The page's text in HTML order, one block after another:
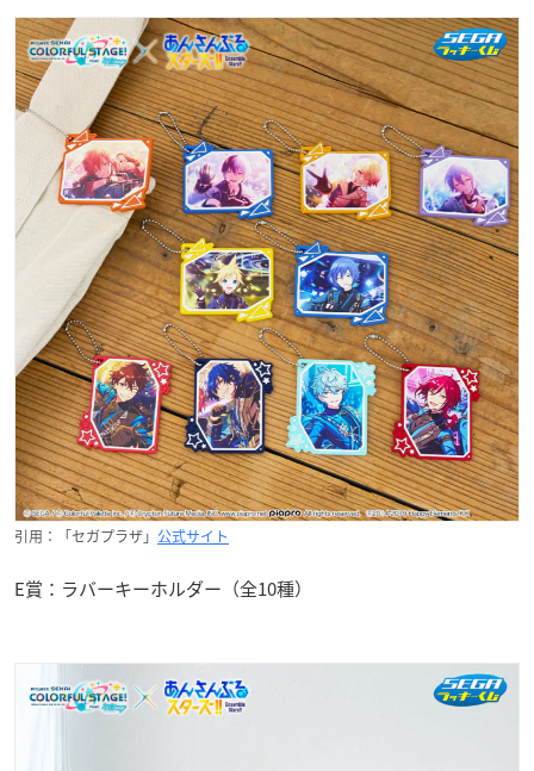
引用：「セガプラザ」 公式サイト
E賞：ラバーキーホルダー（全10種）